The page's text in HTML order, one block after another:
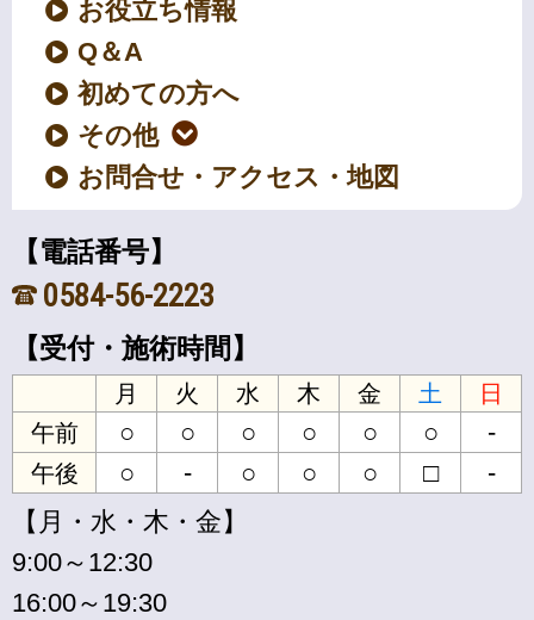
お役立ち情報
Q＆A
初めての方へ
その他
お問合せ・アクセス・地図
【電話番号】
0584-56-2223
【受付・施術時間】
月 火 水 木 金 土
日
午前
○ ○ ○ ○ ○ ○ -
午後 ○ - ○ ○ ○ □
-
【月・水・木・金】
9:00～12:30
16:00～19:30